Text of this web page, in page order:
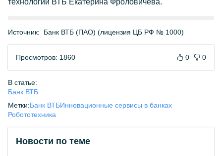
технологий ВТБ Екатерина Фроловичева.
Источник: Банк ВТБ (ПАО) (лицензия ЦБ РФ № 1000)
Просмотров: 1860 0 0
В статье:
Банк ВТБ
Метки:Банк ВТБИнновационные сервисы в банках
Робототехника
Новости по теме